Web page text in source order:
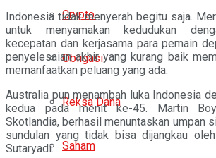
Crypto
Obligasi
Reksa Dana
Saham
Indonesia tidak menyerah begitu saja.
untuk menyamakan kedudukan
kecepatan dan kerjasama para pemain
penyelesaian akhir yang kurang baik
memanfaatkan peluang yang ada.
Australia pun menambah luka Indonesia
kedua pada menit ke-45. Martin
Skotlandia, berhasil menuntaskan umpan
sundulan yang tidak bisa dijangkau
Sutaryadi.